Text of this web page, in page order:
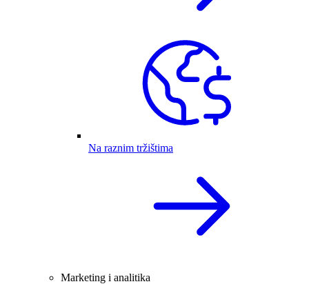
Na raznim tržištima
Marketing i analitika